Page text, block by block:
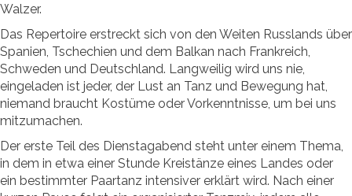
Walzer.
Das Repertoire erstreckt sich von den Weiten Russlands über
Spanien, Tschechien und dem Balkan nach Frankreich,
Schweden und Deutschland. Langweilig wird uns nie,
eingeladen ist jeder, der Lust an Tanz und Bewegung hat,
niemand braucht Kostüme oder Vorkenntnisse, um bei uns
mitzumachen.
Der erste Teil des Dienstagabend steht unter einem Thema,
in dem in etwa einer Stunde Kreistänze eines Landes oder
ein bestimmter Paartanz intensiver erklärt wird. Nach einer